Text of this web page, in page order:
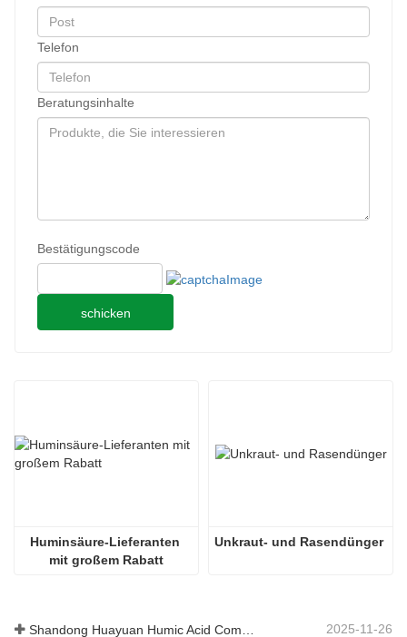
Telefon
Beratungsinhalte
Bestätigungscode
schicken
Huminsäure-Lieferanten
mit großem Rabatt
Unkraut- und Rasendünger
2025-11-26